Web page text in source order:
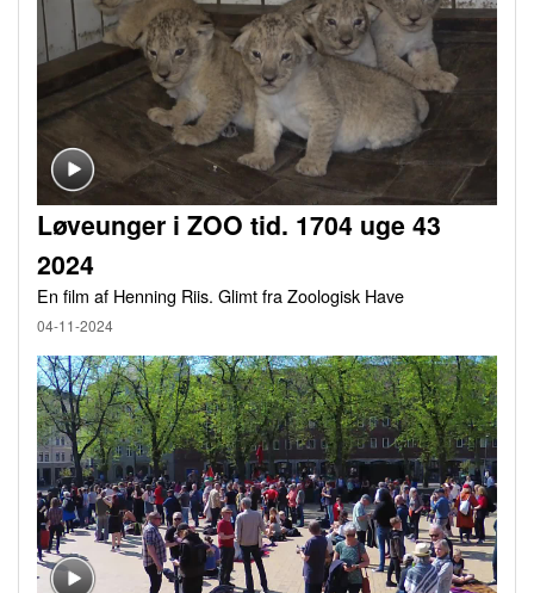
Løveunger i ZOO tid. 1704 uge 43
2024
En film af Henning Riis. Glimt fra Zoologisk Have
04-11-2024